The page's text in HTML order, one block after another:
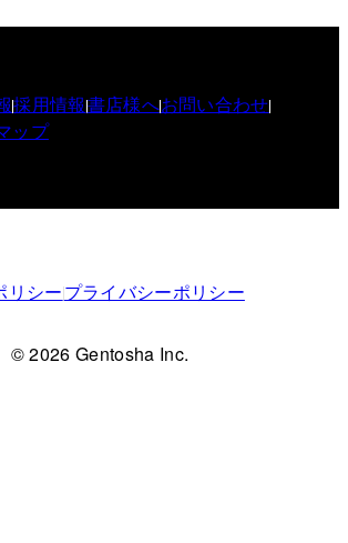
採用情報書店様へお問い合わせ
ップ
リシープライバシーポリシー
© 2026 Gentosha Inc.